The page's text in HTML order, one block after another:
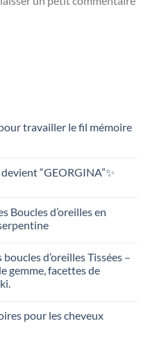
travailler le fil mémoire
“GEORGINA”✨
Boucles d’oreilles en
d’oreilles Tissées –
gemme, facettes de
pour les cheveux